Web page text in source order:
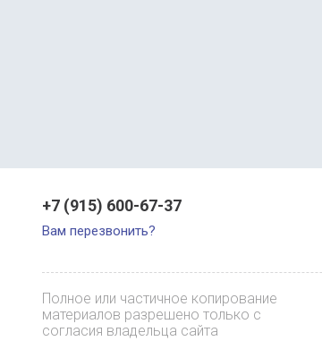
+7 (915) 600-67-37
Вам перезвонить?
Полное или частичное копирование
материалов разрешено только с
согласия владельца сайта